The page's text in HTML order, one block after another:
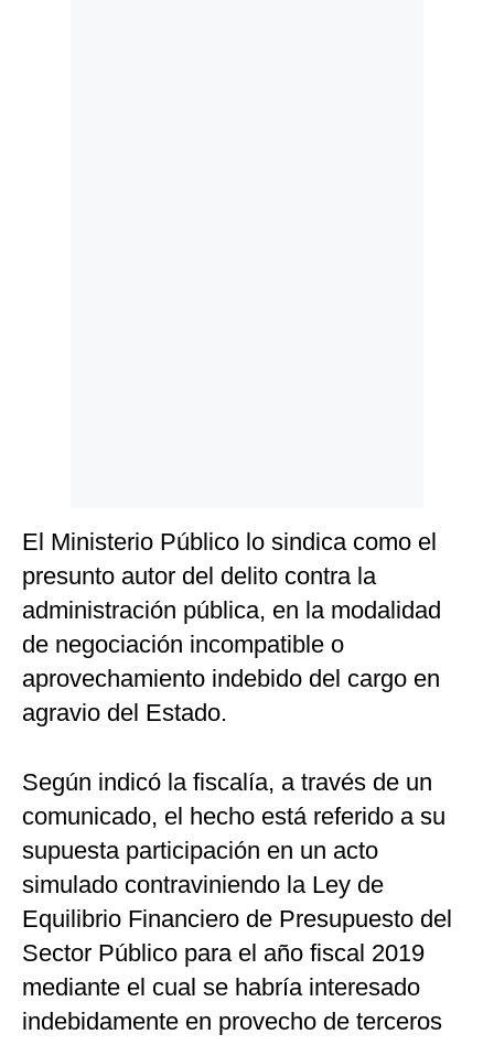
El Ministerio Público lo sindica como el
presunto autor del delito contra la
administración pública, en la modalidad
de negociación incompatible o
aprovechamiento indebido del cargo en
agravio del Estado.
Según indicó la fiscalía, a través de un
comunicado, el hecho está referido a su
supuesta participación en un acto
simulado contraviniendo la Ley de
Equilibrio Financiero de Presupuesto del
Sector Público para el año fiscal 2019
mediante el cual se habría interesado
indebidamente en provecho de terceros